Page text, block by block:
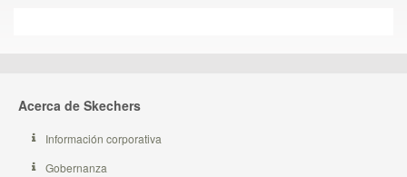
Acerca de Skechers
Información corporativa
Gobernanza